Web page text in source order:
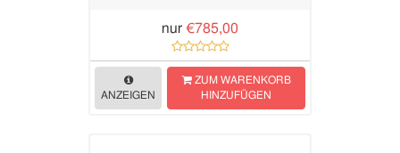
nur €785,00
ANZEIGEN
ZUM WARENKORB
HINZUFÜGEN